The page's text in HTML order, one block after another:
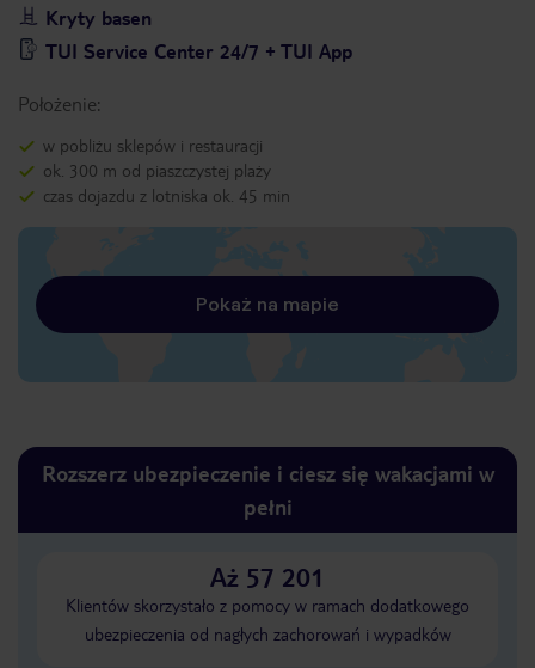
Kryty basen
TUI Service Center 24/7 + TUI App
Położenie:
w pobliżu sklepów i restauracji
ok. 300 m od piaszczystej plaży
czas dojazdu z lotniska ok. 45 min
Pokaż na mapie
Rozszerz ubezpieczenie i ciesz się wakacjami w
pełni
Aż 57 201
Klientów skorzystało z pomocy w ramach dodatkowego
ubezpieczenia od nagłych zachorowań i wypadków